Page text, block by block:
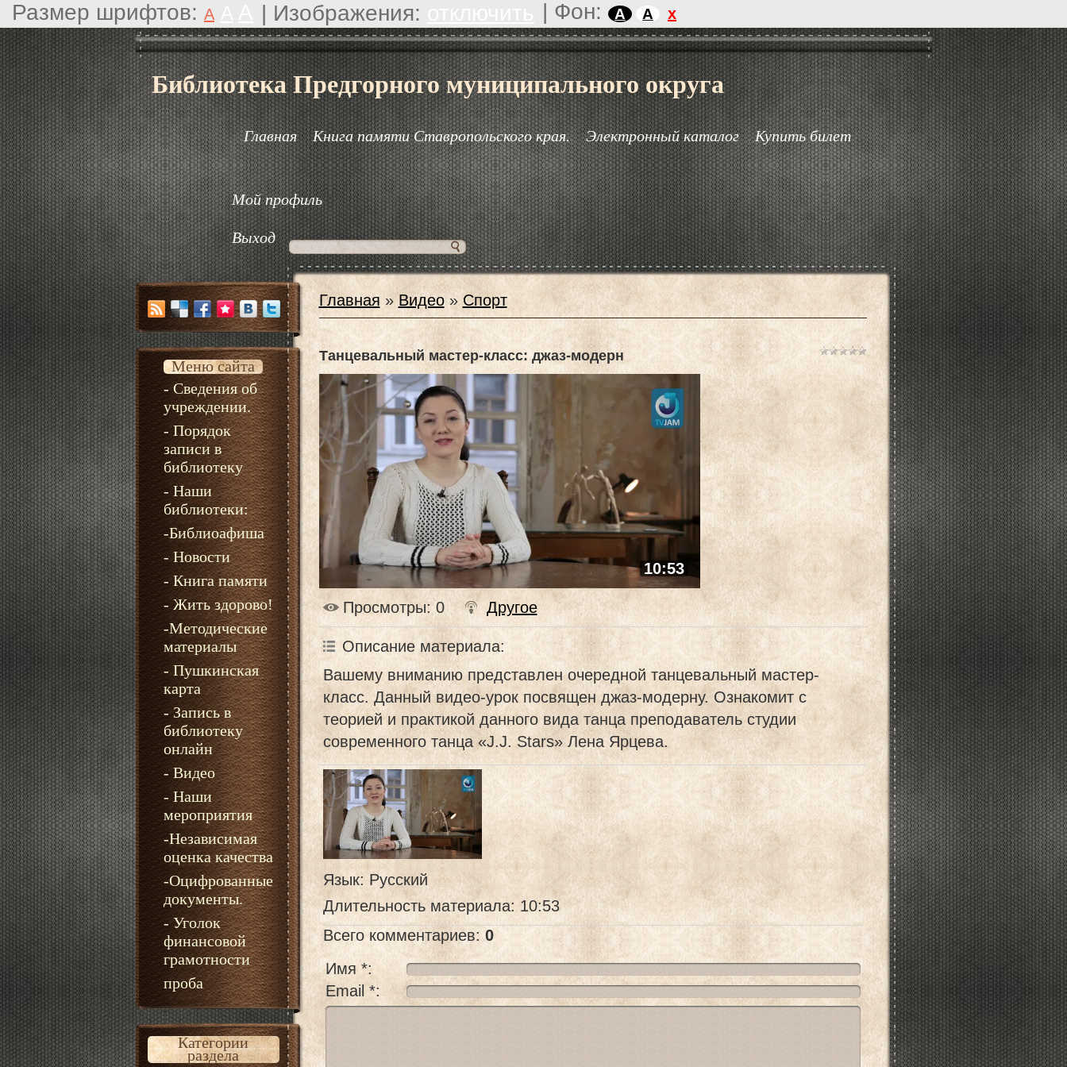
Размер шрифтов: A | Изображения: | Фон: A A x
Библиотека Предгорного муниципального округа
Главная Книга памяти Ставропольского края. Электронный каталог Купить билет
Мой профиль
Выход
Меню сайта
- Сведения об
учреждении.
- Порядок
записи в
библиотеку
- Наши
библиотеки:
-Библиоафиша
- Новости
- Книга памяти
- Жить здорово!
-Методические
материалы
- Пушкинская
карта
- Запись в
библиотеку
онлайн
- Видео
- Наши
мероприятия
-Независимая
оценка качества
-Оцифрованные
документы.
- Уголок
финансовой
грамотности
проба
Категории
раздела
Главная »Видео» Спорт
Танцевальный мастер-класс: джаз-модерн
10:53
Просмотры: 0 Другое
Описание материала:
Вашему вниманию представлен очередной танцевальный мастер-
класс. Данный видео-урок посвящен джаз-модерну. Ознакомит с
теорией и практикой данного вида танца преподаватель студии
современного танца «J.J. Stars» Лена Ярцева.
Язык: Русский
Длительность материала: 10:53
Всего комментариев:0
Имя *:
Email *: